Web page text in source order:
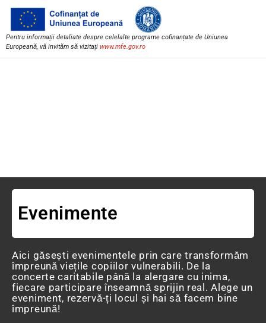
Pentru informații detaliate despre celelalte programe cofinanțate de Uniunea
Europeană, vă invităm să vizitați www.mfe.gov.ro
Evenimente
Aici găsești evenimentele prin care transformăm
împreună viețile copiilor vulnerabili. De la
concerte caritabile până la alergare cu inima,
fiecare participare înseamnă sprijin real. Alege un
eveniment, rezervă-ți locul și hai să facem bine
împreună!